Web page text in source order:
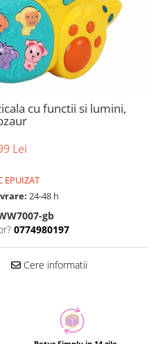
cu functii si lumini,
Lei
EPUIZAT
24-48 h
gb
0774980197
Cere informatii